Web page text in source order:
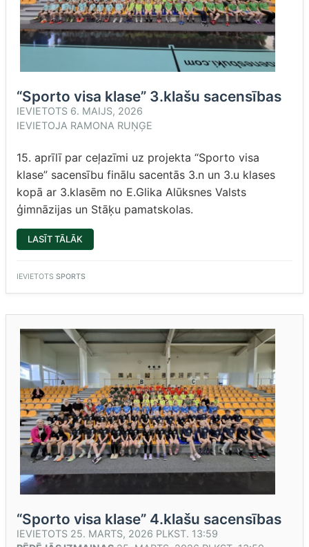
“Sporto visa klase” 3.klašu sacensības
IEVIETOTS 6. MAIJS, 2026
IEVIETOJA RAMONA RUŅĢE
15. aprīlī par ceļazīmi uz projekta “Sporto visa
klase” sacensību finālu sacentās 3.n un 3.u klases
kopā ar 3.klasēm no E.Glika Alūksnes Valsts
ģimnāzijas un Stāķu pamatskolas.
LASĪT TĀLĀK
VISA
SACENSĪBAS”
IEVIETOTS SPORTS
“Sporto visa klase” 4.klašu sacensības
IEVIETOTS 25. MARTS, 2026 PLKST. 13:59